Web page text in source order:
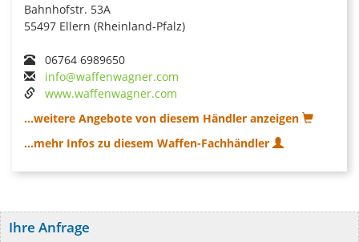
Bahnhofstr. 53A
55497 Ellern (Rheinland-Pfalz)
06764 6989650
info@waffenwagner.com
www.waffenwagner.com
...weitere Angebote von diesem Händler anzeigen
...mehr Infos zu diesem Waffen-Fachhändler
Ihre Anfrage